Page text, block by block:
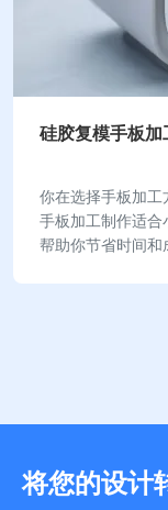
硅胶复模手板加
你在选择手板加
手板加工制作适合
帮助你节省时间和
将您的设计